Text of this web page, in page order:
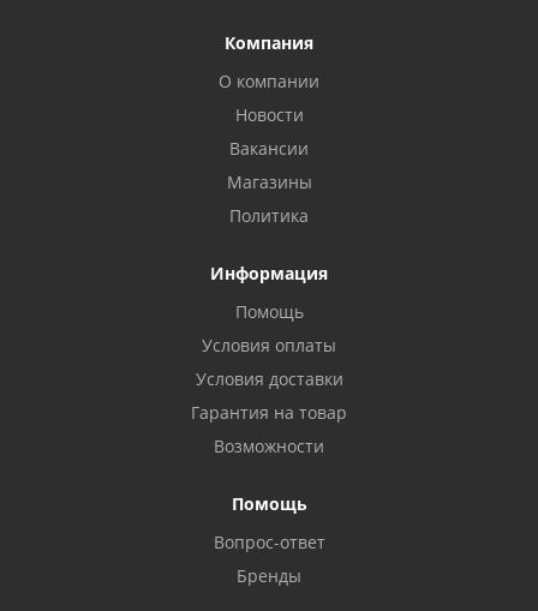
Компания
О компании
Новости
Вакансии
Магазины
Политика
Информация
Помощь
Условия оплаты
Условия доставки
Гарантия на товар
Возможности
Помощь
Вопрос-ответ
Бренды